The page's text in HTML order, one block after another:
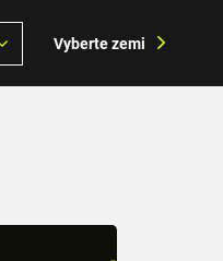
Vyberte zemi